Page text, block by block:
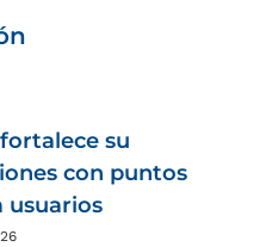
su
con puntos
usuarios